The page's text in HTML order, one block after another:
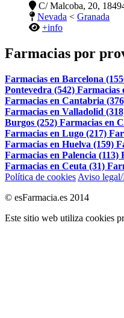
C/ Malcoba, 20,
Nevada < Granada
+info
Farmacias por
Farmacias en Barcelona
Pontevedra (542) Farmacias
Farmacias en Cantabria
Farmacias en Valladolid
Burgos (252) Farmacias en
Farmacias en Lugo (217)
Farmacias en Huelva (159)
Farmacias en Palencia (113)
Farmacias en Ceuta (31)
Política de cookies Aviso
© esFarmacia.es 2014
Este sitio web utiliza cookies